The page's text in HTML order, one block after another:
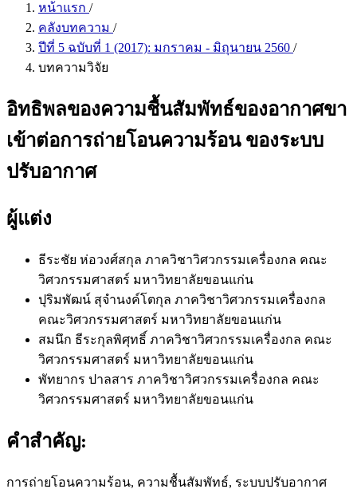
หน้าแรก /
คลังบทความ /
ปีที่ 5 ฉบับที่ 1 (2017): มกราคม - มิถุนายน 2560 /
บทความวิจัย
อิทธิพลของความชื้นสัมพัทธ์ของอากาศขา
เข้าต่อการถ่ายโอนความร้อน ของระบบ
ปรับอากาศ
ผู้แต่ง
ธีระชัย ห่อวงศ์สกุล ภาควิชาวิศวกรรมเครื่องกล คณะ
วิศวกรรมศาสตร์ มหาวิทยาลัยขอนแก่น
ปุริมพัฒน์ สุจำนงค์โตกุล ภาควิชาวิศวกรรมเครื่องกล
คณะวิศวกรรมศาสตร์ มหาวิทยาลัยขอนแก่น
สมนึก ธีระกุลพิศุทธิ์ ภาควิชาวิศวกรรมเครื่องกล คณะ
วิศวกรรมศาสตร์ มหาวิทยาลัยขอนแก่น
พัทยากร ปาลสาร ภาควิชาวิศวกรรมเครื่องกล คณะ
วิศวกรรมศาสตร์ มหาวิทยาลัยขอนแก่น
คำสำคัญ:
การถ่ายโอนความร้อน, ความชื้นสัมพัทธ์, ระบบปรับอากาศ